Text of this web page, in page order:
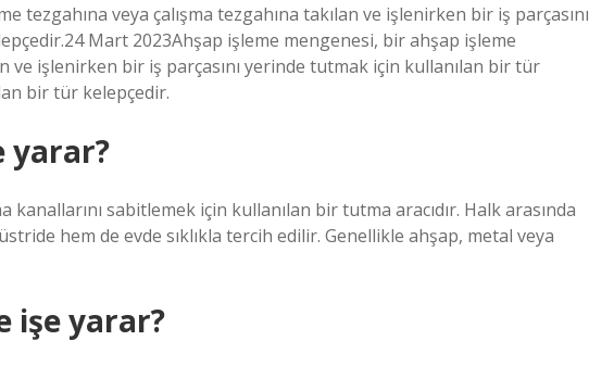
tezgahına veya çalışma tezgahına takılan ve işlenirken bir iş parçasını
Mart 2023Ahşap işleme mengenesi, bir ahşap işleme
ve işlenirken bir iş parçasını yerinde tutmak için kullanılan bir tür
bir tür kelepçedir.
yarar?
sabitlemek için kullanılan bir tutma aracıdır. Halk arasında
hem de evde sıklıkla tercih edilir. Genellikle ahşap, metal veya
işe yarar?